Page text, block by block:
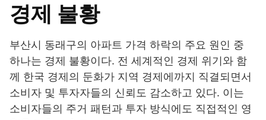
경제 불황
부산시 동래구의 아파트 가격 하락의 주요 원인 중
하나는 경제 불황이다. 전 세계적인 경제 위기와 함
께 한국 경제의 둔화가 지역 경제에까지 직결되면서
소비자 및 투자자들의 신뢰도 감소하고 있다. 이는
소비자들의 주거 패턴과 투자 방식에도 직접적인 영